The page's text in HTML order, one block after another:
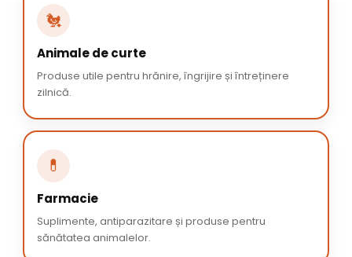
🐔
Animale de curte
Produse utile pentru hrănire, îngrijire și întreținere
zilnică.
💊
Farmacie
Suplimente, antiparazitare și produse pentru
sănătatea animalelor.